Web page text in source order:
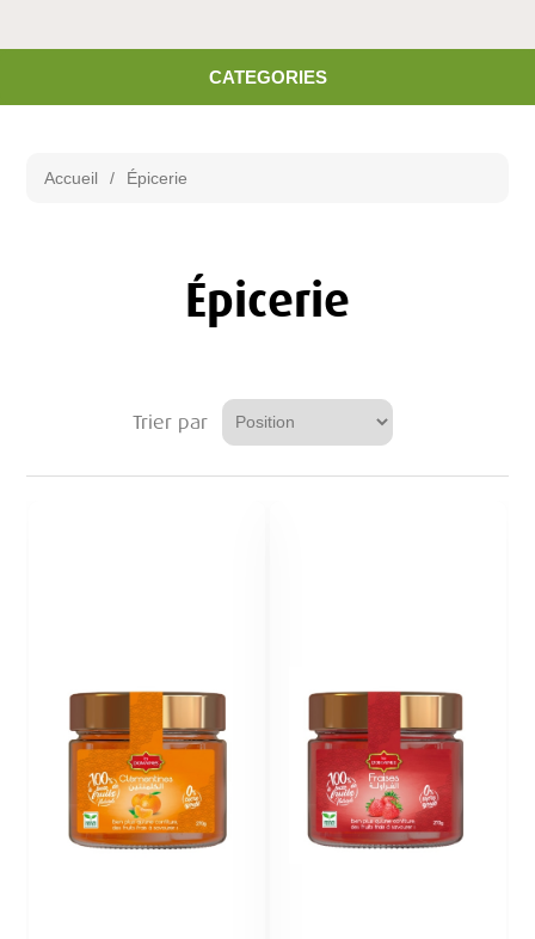
CATEGORIES
Accueil / Épicerie
Épicerie
Trier par